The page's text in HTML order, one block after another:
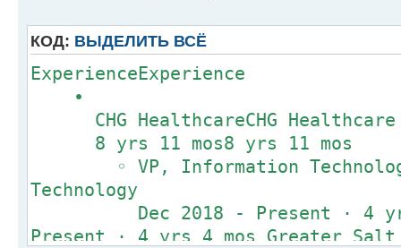
КОД: ВЫДЕЛИТЬ ВСЁ
ExperienceExperience
•
CHG HealthcareCHG Healthcare
8 yrs 11 mos8 yrs 11 mos
◦ VP, Information
Technology
Dec 2018 - Present · 4 yrs
Present · 4 yrs 4 mos Greater